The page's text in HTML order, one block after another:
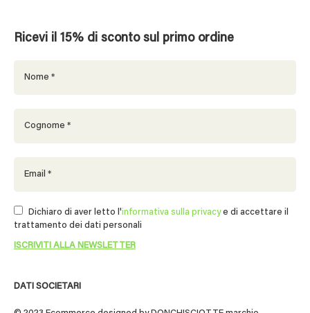
DATI SOCIETARI
Ricevi il 15% di sconto sul primo ordine
Dichiaro di aver letto l'informativa sulla privacye di accettare il
trattamento dei dati personali